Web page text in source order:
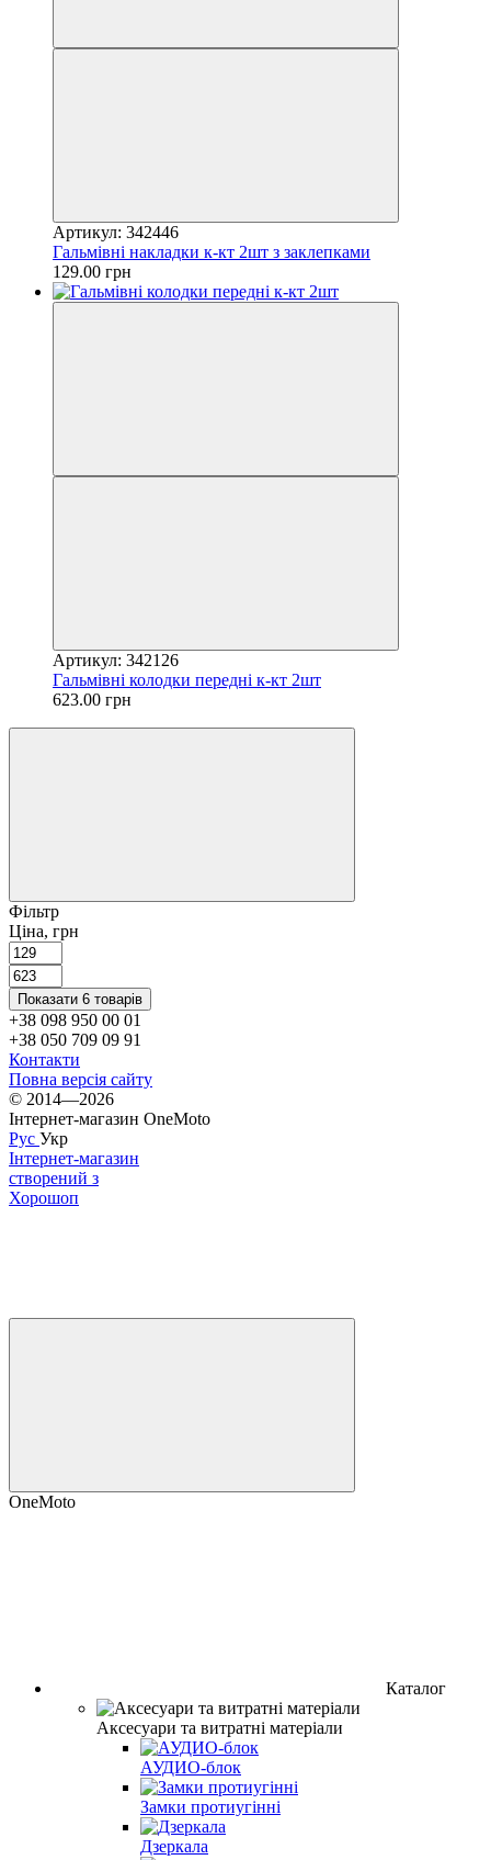
Артикул: 342446
Гальмівні накладки к-кт 2шт з заклепками
129.00 грн
Артикул: 342126
Гальмівні колодки передні к-кт 2шт
623.00 грн
Фільтр
Ціна, грн
Показати 6 товарів
+38 098 950 00 01
+38 050 709 09 91
Контакти
Повна версія сайту
© 2014—2026
Інтернет-магазин OneMoto
Рус Укр
Інтернет-магазин
створений з
Хорошоп
OneMoto
Каталог
Аксесуари та витратні матеріали
АУДИО-блок
Замки протиугінні
Дзеркала